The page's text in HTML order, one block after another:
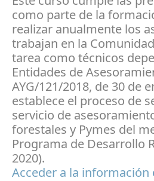
como parte de la
realizar anualmente los
trabajan en la
tarea como técnicos
Entidades de
AYG/121/2018, de 30 de
establece el proceso de
servicio de
forestales y Pymes del
Programa de Desarrollo
2020).
Acceder a la información